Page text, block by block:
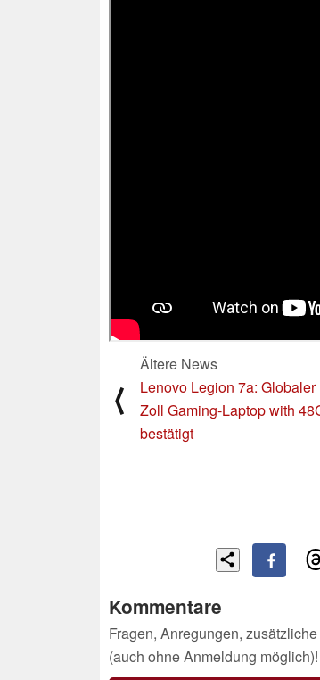
⟨
Ältere News
Lenovo Legion 7a:
Zoll Gaming-Laptop with
bestätigt
Kommentare
Fragen, Anregungen,
(auch ohne Anmeldung möglich)!